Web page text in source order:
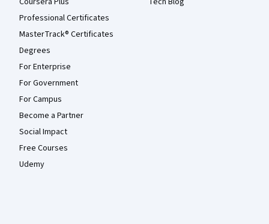
Professional Certificates
MasterTrack® Certificates
Degrees
For Enterprise
For Government
For Campus
Become a Partner
Social Impact
Free Courses
Udemy